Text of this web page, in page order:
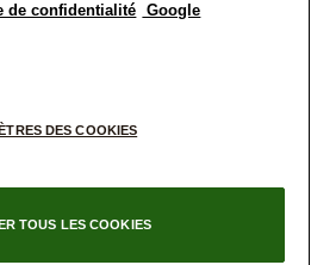
de confidentialité Google
DES COOKIES
TOUS LES COOKIES